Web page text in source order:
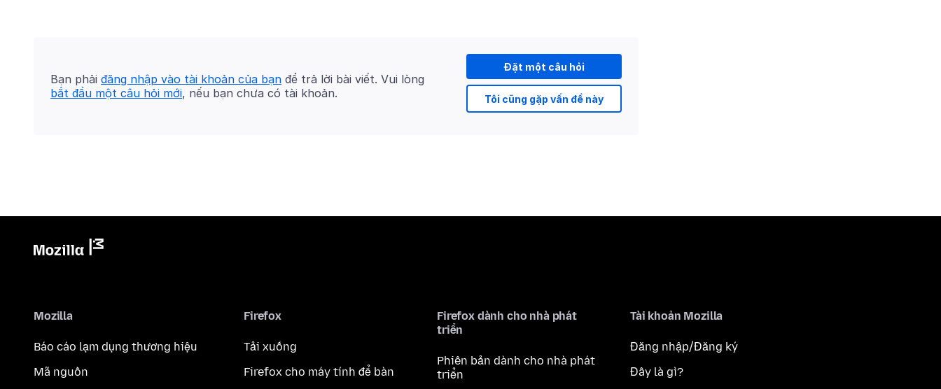
Đặt một câu hỏi
Tôi cũng gặp vấn đề này
Bạn phải đăng nhập vào tài khoản của bạn để trả lời bài viết. Vui lòng
bắt đầu một câu hỏi mới, nếu bạn chưa có tài khoản.
Mozilla
Báo cáo lạm dụng thương hiệu
Mã nguồn
Firefox
Tải xuống
Firefox cho máy tính để bàn
Firefox dành cho nhà phát
triển
Phiên bản dành cho nhà phát
triển
Tài khoản Mozilla
Đăng nhập/Đăng ký
Đây là gì?